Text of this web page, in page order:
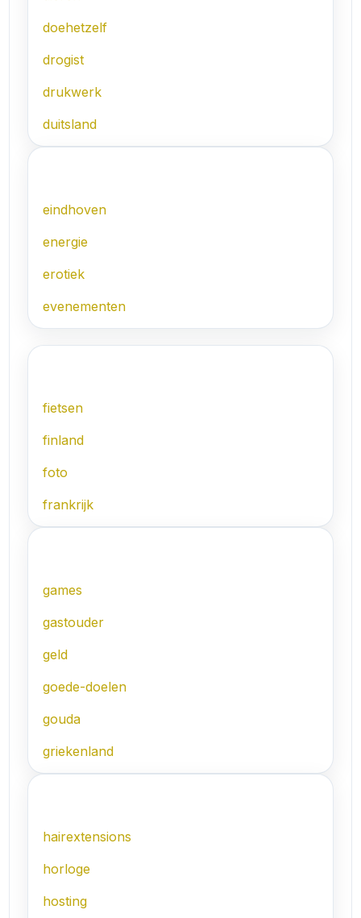
doehetzelf
drogist
drukwerk
duitsland
eindhoven
energie
erotiek
evenementen
fietsen
finland
foto
frankrijk
games
gastouder
geld
goede-doelen
gouda
griekenland
hairextensions
horloge
hosting